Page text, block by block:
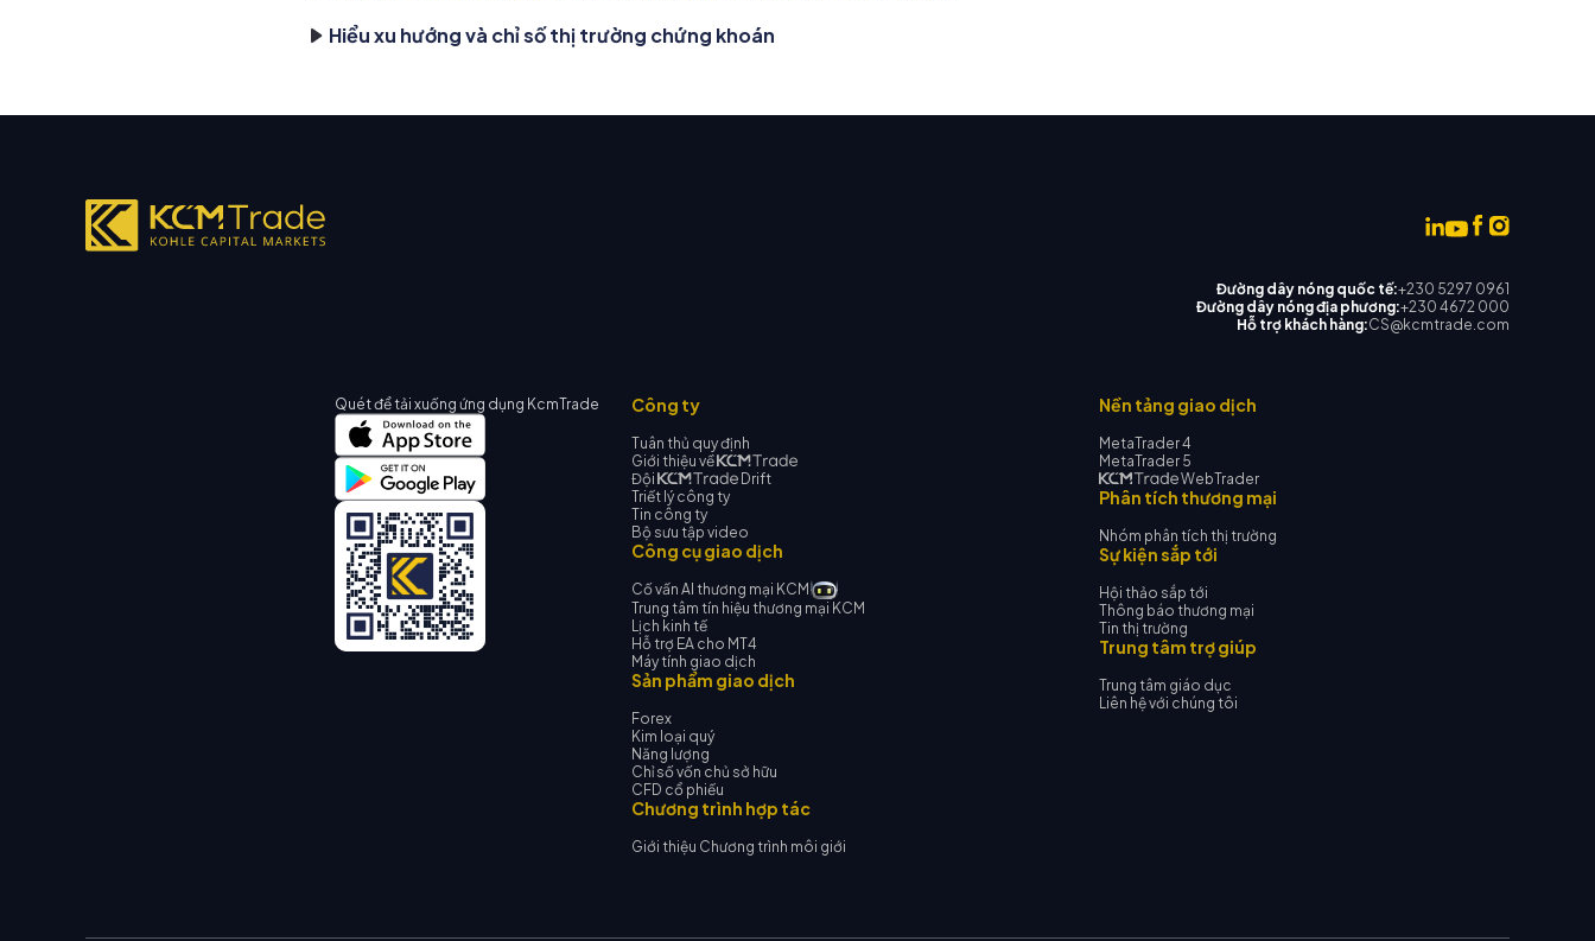
Hiểu xu hướng và chỉ số thị trường chứng khoán
Đường dây nóng quốc tế:+230 5297 0961
Đường dây nóng địa phương:+230 4672 000
Hỗ trợ khách hàng:CS@kcmtrade.com
Quét để tải xuống ứng dụng KcmTrade Công ty
Tuân thủ quy định
Giới thiệu về
Đội
Drift
Triết lý công ty
Tin công ty
Bộ sưu tập video
Công cụ giao dịch
Cố vấn AI thương mại KCM
Trung tâm tín hiệu thương mại KCM
Lịch kinh tế
Hỗ trợ EA cho MT4
Máy tính giao dịch
Sản phẩm giao dịch
Forex
Kim loại quý
Năng lượng
Chỉ số vốn chủ sở hữu
CFD cổ phiếu
Chương trình hợp tác
Giới thiệu Chương trình môi giới
Nền tảng giao dịch
MetaTrader 4
MetaTrader 5
WebTrader
Phân tích thương mại
Nhóm phân tích thị trường
Sự kiện sắp tới
Hội thảo sắp tới
Thông báo thương mại
Tin thị trường
Trung tâm trợ giúp
Trung tâm giáo dục
Liên hệ với chúng tôi